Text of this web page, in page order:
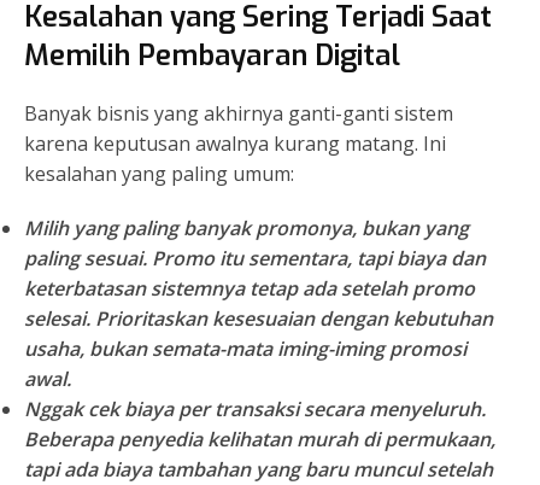
Kesalahan yang Sering Terjadi Saat
Memilih Pembayaran Digital
Banyak bisnis yang akhirnya ganti-ganti sistem
karena keputusan awalnya kurang matang. Ini
kesalahan yang paling umum:
Milih yang paling banyak promonya, bukan yang
paling sesuai. Promo itu sementara, tapi biaya dan
keterbatasan sistemnya tetap ada setelah promo
selesai. Prioritaskan kesesuaian dengan kebutuhan
usaha, bukan semata-mata iming-iming promosi
awal.
Nggak cek biaya per transaksi secara menyeluruh.
Beberapa penyedia kelihatan murah di permukaan,
tapi ada biaya tambahan yang baru muncul setelah